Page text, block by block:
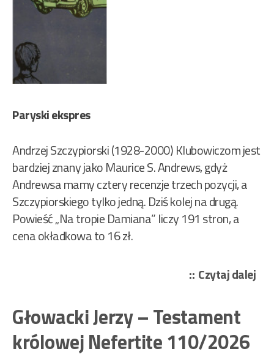
Paryski ekspres
Andrzej Szczypiorski (1928-2000) Klubowiczom jest
bardziej znany jako Maurice S. Andrews, gdyż
Andrewsa mamy cztery recenzje trzech pozycji, a
Szczypiorskiego tylko jedną. Dziś kolej na drugą.
Powieść „Na tropie Damiana” liczy 191 stron, a
cena okładkowa to 16 zł.
Czytaj dalej
Głowacki Jerzy – Testament
królowej Nefertite 110/2026